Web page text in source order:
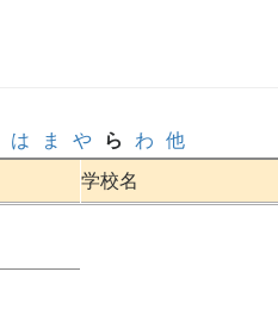
は ま や ら わ
他
学校名